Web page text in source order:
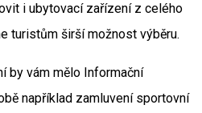
i ubytovací zařízení z celého
turistům širší možnost výběru.
by vám mělo Informační
například zamluvení sportovní